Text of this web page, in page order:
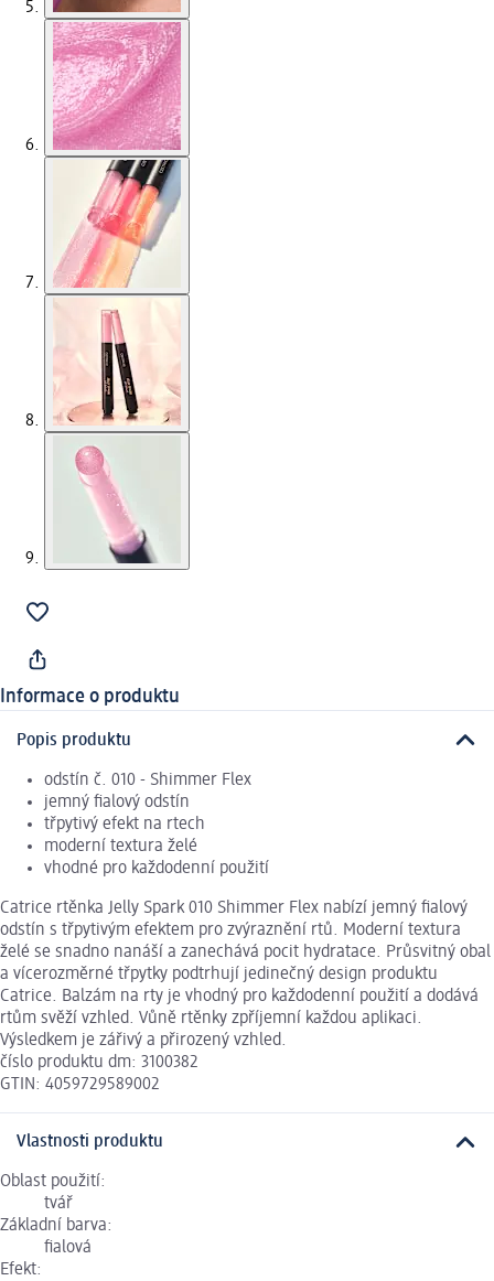
Informace o produktu
Popis produktu
odstín č. 010 - Shimmer Flex
jemný fialový odstín
třpytivý efekt na rtech
moderní textura želé
vhodné pro každodenní použití
Catrice rtěnka Jelly Spark 010 Shimmer Flex nabízí jemný fialový
odstín s třpytivým efektem pro zvýraznění rtů. Moderní textura
želé se snadno nanáší a zanechává pocit hydratace. Průsvitný obal
a vícerozměrné třpytky podtrhují jedinečný design produktu
Catrice. Balzám na rty je vhodný pro každodenní použití a dodává
rtům svěží vzhled. Vůně rtěnky zpříjemní každou aplikaci.
Výsledkem je zářivý a přirozený vzhled.
číslo produktu dm: 3100382
GTIN: 4059729589002
Vlastnosti produktu
Oblast použití:
tvář
Základní barva:
fialová
Efekt: